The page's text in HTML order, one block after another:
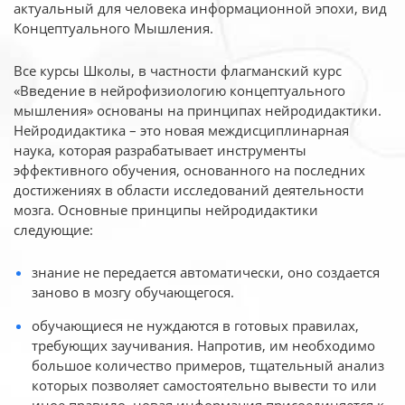
актуальный для человека информационной эпохи, вид
Концептуального Мышления.
Все курсы Школы, в частности флагманский курс
«Введение в нейрофизиологию концептуального
мышления» основаны на принципах нейродидактики.
Нейродидактика – это новая междисциплинарная
наука, которая разрабатывает инструменты
эффективного обучения, основанного на последних
достижениях в области исследований деятельности
мозга. Основные принципы нейродидактики
следующие:
знание не передается автоматически, оно создается
заново в мозгу обучающегося.
обучающиеся не нуждаются в готовых правилах,
требующих заучивания. Напротив, им необходимо
большое количество примеров, тщательный анализ
которых позволяет самостоятельно вывести то или